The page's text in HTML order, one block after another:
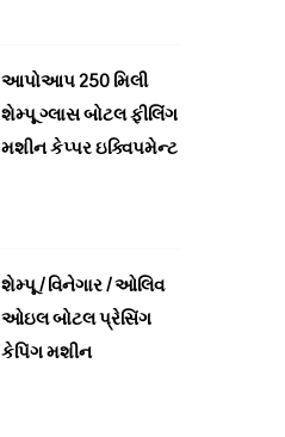
આપોઆપ 250 મિલી
શેમ્પૂ ગ્લાસ બોટલ ફીલિંગ
મશીન કેપ્પર ઇક્વિપમેન્ટ
શેમ્પૂ / વિનેગાર / ઓલિવ
ઓઇલ બોટલ પ્રેસિંગ
કેપિંગ મશીન